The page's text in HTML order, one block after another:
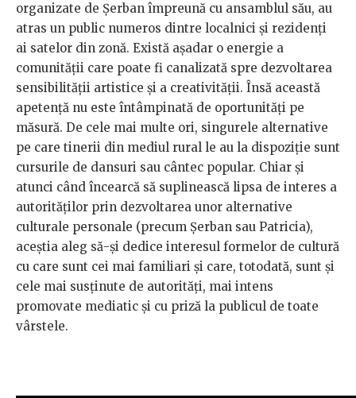
organizate de Șerban împreună cu ansamblul său, au
atras un public numeros dintre localnici și rezidenți
ai satelor din zonă. Există așadar o energie a
comunității care poate fi canalizată spre dezvoltarea
sensibilității artistice și a creativității. Însă această
apetență nu este întâmpinată de oportunități pe
măsură. De cele mai multe ori, singurele alternative
pe care tinerii din mediul rural le au la dispoziție sunt
cursurile de dansuri sau cântec popular. Chiar și
atunci când încearcă să suplinească lipsa de interes a
autorităților prin dezvoltarea unor alternative
culturale personale (precum Șerban sau Patricia),
aceștia aleg să-și dedice interesul formelor de cultură
cu care sunt cei mai familiari și care, totodată, sunt și
cele mai susținute de autorități, mai intens
promovate mediatic și cu priză la publicul de toate
vârstele.